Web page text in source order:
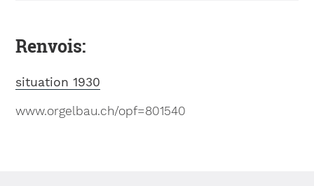
Renvois:
situation 1930
www.orgelbau.ch/opf=801540